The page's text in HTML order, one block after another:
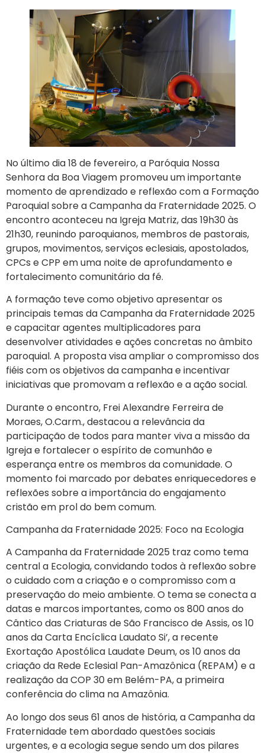
No último dia 18 de fevereiro, a Paróquia Nossa
Senhora da Boa Viagem promoveu um importante
momento de aprendizado e reflexão com a Formação
Paroquial sobre a Campanha da Fraternidade 2025. O
encontro aconteceu na Igreja Matriz, das 19h30 às
21h30, reunindo paroquianos, membros de pastorais,
grupos, movimentos, serviços eclesiais, apostolados,
CPCs e CPP em uma noite de aprofundamento e
fortalecimento comunitário da fé.
A formação teve como objetivo apresentar os
principais temas da Campanha da Fraternidade 2025
e capacitar agentes multiplicadores para
desenvolver atividades e ações concretas no âmbito
paroquial. A proposta visa ampliar o compromisso dos
fiéis com os objetivos da campanha e incentivar
iniciativas que promovam a reflexão e a ação social.
Durante o encontro, Frei Alexandre Ferreira de
Moraes, O.Carm., destacou a relevância da
participação de todos para manter viva a missão da
Igreja e fortalecer o espírito de comunhão e
esperança entre os membros da comunidade. O
momento foi marcado por debates enriquecedores e
reflexões sobre a importância do engajamento
cristão em prol do bem comum.
Campanha da Fraternidade 2025: Foco na Ecologia
A Campanha da Fraternidade 2025 traz como tema
central a Ecologia, convidando todos à reflexão sobre
o cuidado com a criação e o compromisso com a
preservação do meio ambiente. O tema se conecta a
datas e marcos importantes, como os 800 anos do
Cântico das Criaturas de São Francisco de Assis, os 10
anos da Carta Encíclica Laudato Si’, a recente
Exortação Apostólica Laudate Deum, os 10 anos da
criação da Rede Eclesial Pan-Amazônica (REPAM) e a
realização da COP 30 em Belém-PA, a primeira
conferência do clima na Amazônia.
Ao longo dos seus 61 anos de história, a Campanha da
Fraternidade tem abordado questões sociais
urgentes, e a ecologia segue sendo um dos pilares